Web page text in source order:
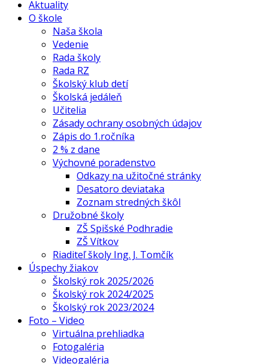
Aktuality
O škole
Naša škola
Vedenie
Rada školy
Rada RZ
Školský klub detí
Školská jedáleň
Učitelia
Zásady ochrany osobných údajov
Zápis do 1.ročníka
2 % z dane
Výchovné poradenstvo
Odkazy na užitočné stránky
Desatoro deviataka
Zoznam stredných škôl
Družobné školy
ZŠ Spišské Podhradie
ZŠ Vítkov
Riaditeľ školy Ing. J. Tomčík
Úspechy žiakov
Školský rok 2025/2026
Školský rok 2024/2025
Školský rok 2023/2024
Foto – Video
Virtuálna prehliadka
Fotogaléria
Videogaléria